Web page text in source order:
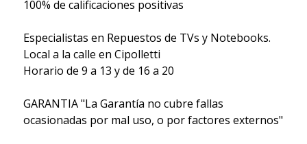
100% de calificaciones positivas
Especialistas en Repuestos de TVs y Notebooks.
Local a la calle en Cipolletti
Horario de 9 a 13 y de 16 a 20
GARANTIA "La Garantía no cubre fallas
ocasionadas por mal uso, o por factores externos"